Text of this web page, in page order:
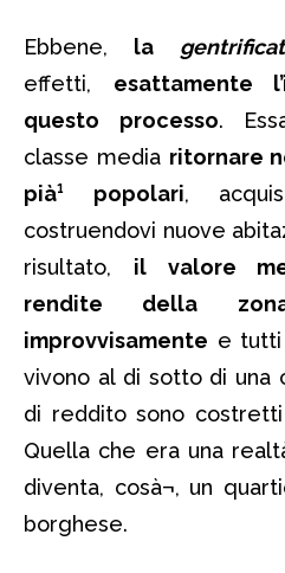
Ebbene, la
effetti, esattamente
questo processo.
classe media ritornare
pià¹ popolari,
costruendovi nuove
risultato, il valore
rendite della
improvvisamente e tutti
vivono al di sotto di una
di reddito sono costretti
Quella che era una
diventa, cosà¬, un
borghese.